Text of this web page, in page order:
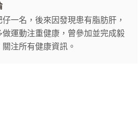
仔一名，後來因發現患有脂肪肝，
做運動注重健康，曾參加並完成毅
注所有健康資訊。